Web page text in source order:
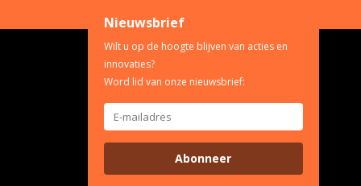
Nieuwsbrief
Wilt u op de hoogte blijven van acties en
innovaties?
Word lid van onze nieuwsbrief:
Abonneer